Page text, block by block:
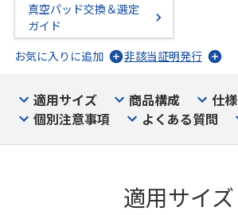
真空パッド交換＆選定
ガイド
お気に入りに追加
非該当証明発行
適用サイズ 商品構成 仕様
個別注意事項
よくある質問
適用サイズ